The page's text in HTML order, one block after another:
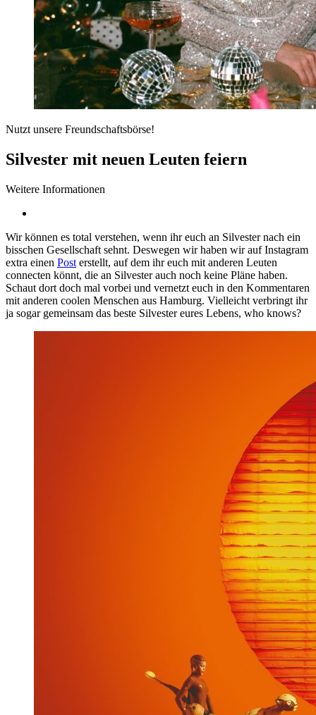
Nutzt unsere Freundschaftsbörse!
Silvester mit neuen Leuten feiern
Weitere Informationen
Wir können es total verstehen, wenn ihr euch an Silvester nach ein
bisschen Gesellschaft sehnt. Deswegen wir haben wir auf Instagram
extra einen Post erstellt, auf dem ihr euch mit anderen Leuten
connecten könnt, die an Silvester auch noch keine Pläne haben.
Schaut dort doch mal vorbei und vernetzt euch in den Kommentaren
mit anderen coolen Menschen aus Hamburg. Vielleicht verbringt ihr
ja sogar gemeinsam das beste Silvester eures Lebens, who knows?